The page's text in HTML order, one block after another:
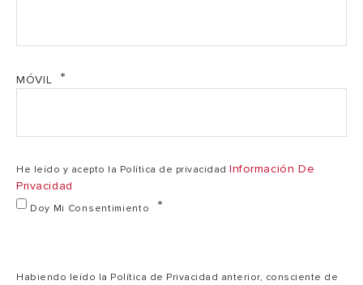
(AT= 45ºC)
3,13 1,1
MÓVIL
He leído y acepto la Política de privacidad Información De
Privacidad
Doy Mi Consentimiento
Habiendo leído la Política de Privacidad anterior, consciente de